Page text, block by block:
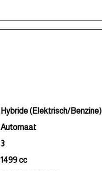
Hybride (Elektrisch/Benzine)
Automaat
3
1499 cc